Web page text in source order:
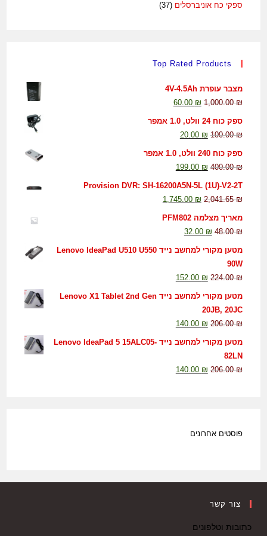
ספקי כח אוניברסלים (37)
Top Rated Products
מצבר עופרת 4V-4.5Ah
1,000.00₪
60.00 ₪
ספק כוח 24 וולט, 1.0 אמפר
100.00₪
20.00 ₪
ספק כוח 240 וולט, 1.0 אמפר
400.00₪
199.00 ₪
Provision DVR: SH-16200A5N-5L (1U)-V2-2T
2,041.65₪
1,745.00 ₪
מאריך מצלמה PFM802
48.00₪
32.00 ₪
מטען מקורי למחשב נייד Lenovo IdeaPad U510 U550
90W
224.00₪
152.00 ₪
מטען מקורי למחשב נייד Lenovo X1 Tablet 2nd Gen
20JB, 20JC
206.00₪
140.00 ₪
מטען מקורי למחשב נייד Lenovo IdeaPad 5 15ALC05-
82LN
206.00₪
140.00 ₪
פוסטים אחרונים
צור קשר
כתובות וטלפונים